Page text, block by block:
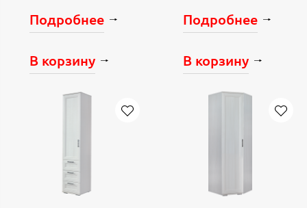
Подробнее
В корзину
Подробнее
В корзину